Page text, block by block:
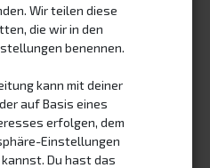
Wir teilen diese
die wir in den
benennen.
kann mit deiner
auf Basis eines
erfolgen, dem
Einstellungen
Du hast das